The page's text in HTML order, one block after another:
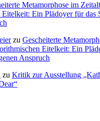
Metamorphose im
Ein Plädoyer für das
zu Gescheiterte
Eitelkeit: Ein
Anspruch
zu Kritik zur Ausstellung